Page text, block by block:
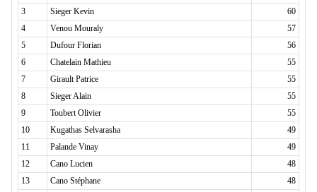
3
Sieger Kevin
60
4
Venou Mouraly
57
5
Dufour Florian
56
6
Chatelain Mathieu
55
7
Girault Patrice
55
8
Sieger Alain
55
9
Toubert Olivier
55
10
Kugathas Selvarasha
49
11
Palande Vinay
49
12
Cano Lucien
48
13
Cano Stéphane
48